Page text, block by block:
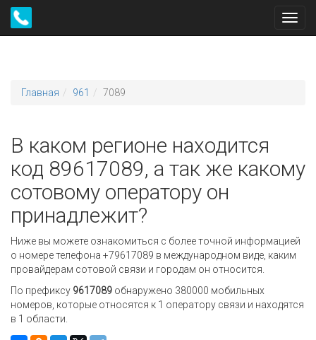
Главная 961 7089
В каком регионе находится
код 89617089, а так же какому
сотовому оператору он
принадлежит?
Ниже вы можете ознакомиться с более точной информацией
о номере телефона +79617089 в международном виде, каким
провайдерам сотовой связи и городам он относится.
По префиксу 9617089 обнаружено 380000 мобильных
номеров, которые относятся к 1 оператору связи и находятся
в 1 области.